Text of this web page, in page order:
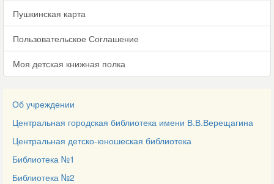
Пушкинская карта
Пользовательское Соглашение
Моя детская книжная полка
Об учреждении
Центральная городская библиотека имени В.В.Верещагина
Центральная детско-юношеская библиотека
Библиотека №1
Библиотека №2